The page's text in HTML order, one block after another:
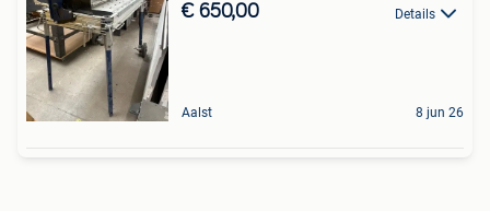
€ 650,00 Details
Aalst 8 jun 26